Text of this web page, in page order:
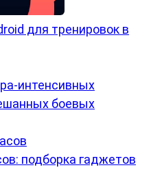
для тренировок в
интенсивных
боевых
подборка гаджетов